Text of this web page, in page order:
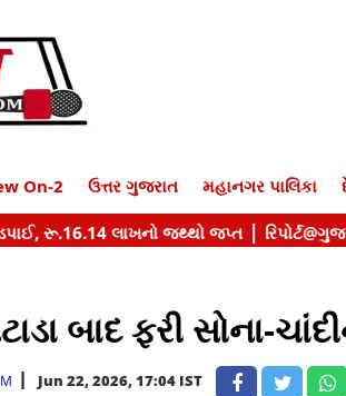
On-2 ઉત્તર ગુજરાત મહાનગર પાલિકા
બાદ ફરી સોના-
Jun 22, 2026, 17:04 IST